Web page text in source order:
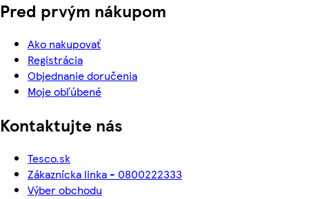
Pred prvým nákupom
Ako nakupovať
Registrácia
Objednanie doručenia
Moje obľúbené
Kontaktujte nás
Tesco.sk
Zákaznícka linka - 0800222333
Výber obchodu